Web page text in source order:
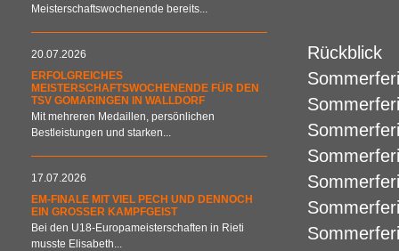
Meisterschaftswochenende bereits...
20.07.2026
ERFOLGREICHES
MEISTERSCHAFTSWOCHENENDE FÜR DEN
TSV GOMARINGEN IN WALLDORF
Mit mehreren Medaillen, persönlichen
Bestleistungen und starken...
17.07.2026
EM-FINALE MIT VIEL PECH UND DENNOCH
EIN GROSSER KAMPFGEIST
Bei den U18-Europameisterschaften in Rieti
musste Elisabeth...
Rückblick